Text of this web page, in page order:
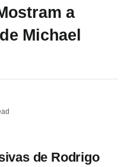
a
Michael
de Rodrigo